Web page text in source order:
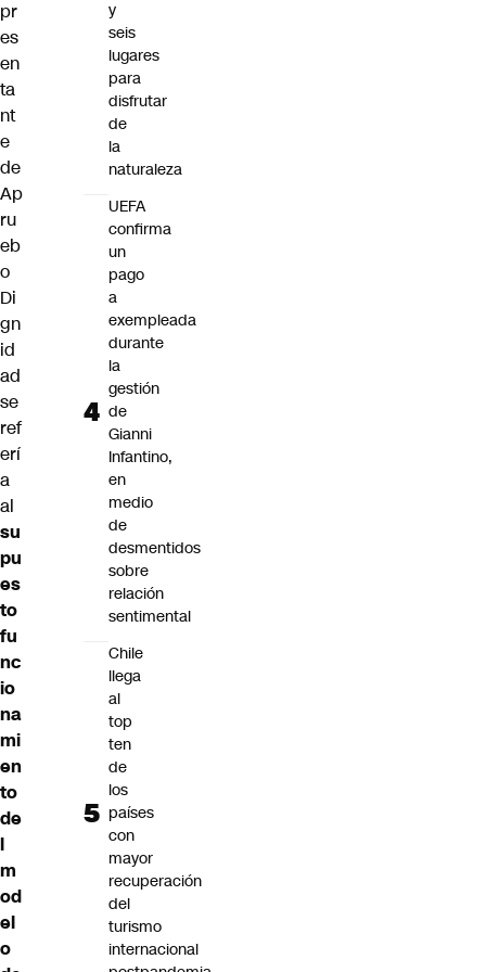
pr
es
en
ta
nt
e
de
Ap
ru
eb
o
Di
gn
id
ad
se
ref
erí
a
al
su
pu
es
to
fu
nc
io
na
mi
en
to
de
l
m
od
el
o
y
seis
lugares
para
disfrutar
de
la
naturaleza
UEFA
confirma
un
pago
a
exempleada
durante
la
gestión
de
Gianni
Infantino,
en
medio
de
desmentidos
sobre
relación
sentimental
Chile
llega
al
top
ten
de
los
países
con
mayor
recuperación
del
turismo
internacional